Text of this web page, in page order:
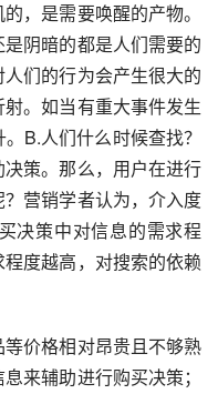
，是需要唤醒的产物。
阴暗的都是人们需要的
们的行为会产生很大的
。如当有重大事件发生
B.人们什么时候查找？
策。那么，用户在进行
营销学者认为，介入度
决策中对信息的需求程
度越高，对搜索的依赖
价格相对昂贵且不够熟
来辅助进行购买决策；